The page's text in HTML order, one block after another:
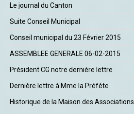
Le journal du Canton
Suite Conseil Municipal
Conseil municipal du 23 Février 2015
ASSEMBLEE GENERALE 06-02-2015
Président CG notre dernière lettre
Dernière lettre à Mme la Préfète
Historique de la Maison des Associations